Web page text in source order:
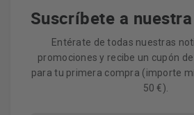
Suscríbete a nuestra
Entérate de todas nuestras
promociones y recibe un cupón
para tu primera compra (importe
50 €).